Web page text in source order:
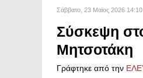
Σάββατο, 23 Μαϊος 2026 14:10
Σύσκεψη
Μητσοτάκη
Γράφτηκε από την